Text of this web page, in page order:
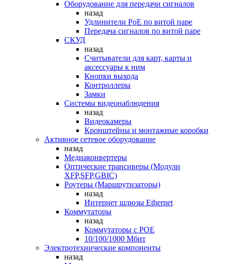
Оборудование для передачи сигналов
назад
Удлинители PoE по витой паре
Передача сигналов по витой паре
СКУД
назад
Считыватели для карт, карты и
аксессуары к ним
Кнопки выхода
Контроллеры
Замки
Системы видеонаблюдения
назад
Видеокамеры
Кронштейны и монтажные коробки
Активное сетевое оборудование
назад
Медиаконвертеры
Оптические трансиверы (Модули
XFP,SFP,GBIC)
Роутеры (Маршрутизаторы)
назад
Интернет шлюзы Ethernet
Коммутаторы
назад
Коммутаторы c POE
10/100/1000 Мбит
Электротехнические компоненты
назад